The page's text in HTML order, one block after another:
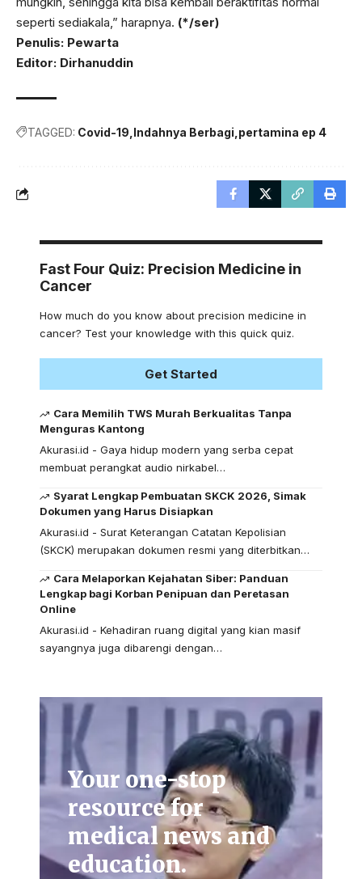
seperti sediakala,” harapnya. (*/ser)
Penulis: Pewarta
Editor: Dirhanuddin
TAGGED: Covid-19 Indahnya Berbagi pertamina ep 4
Fast Four Quiz: Precision Medicine in
Cancer
How much do you know about precision medicine in
cancer? Test your knowledge with this quick quiz.
Get Started
Cara Memilih TWS Murah Berkualitas Tanpa
Menguras Kantong
Akurasi.id - Gaya hidup modern yang serba cepat
membuat perangkat audio nirkabel…
Syarat Lengkap Pembuatan SKCK 2026, Simak
Dokumen yang Harus Disiapkan
Akurasi.id - Surat Keterangan Catatan Kepolisian
(SKCK) merupakan dokumen resmi yang diterbitkan…
Cara Melaporkan Kejahatan Siber: Panduan
Lengkap bagi Korban Penipuan dan Peretasan
Online
Akurasi.id - Kehadiran ruang digital yang kian masif
sayangnya juga dibarengi dengan…
Your one-stop
resource for
medical news and
education.